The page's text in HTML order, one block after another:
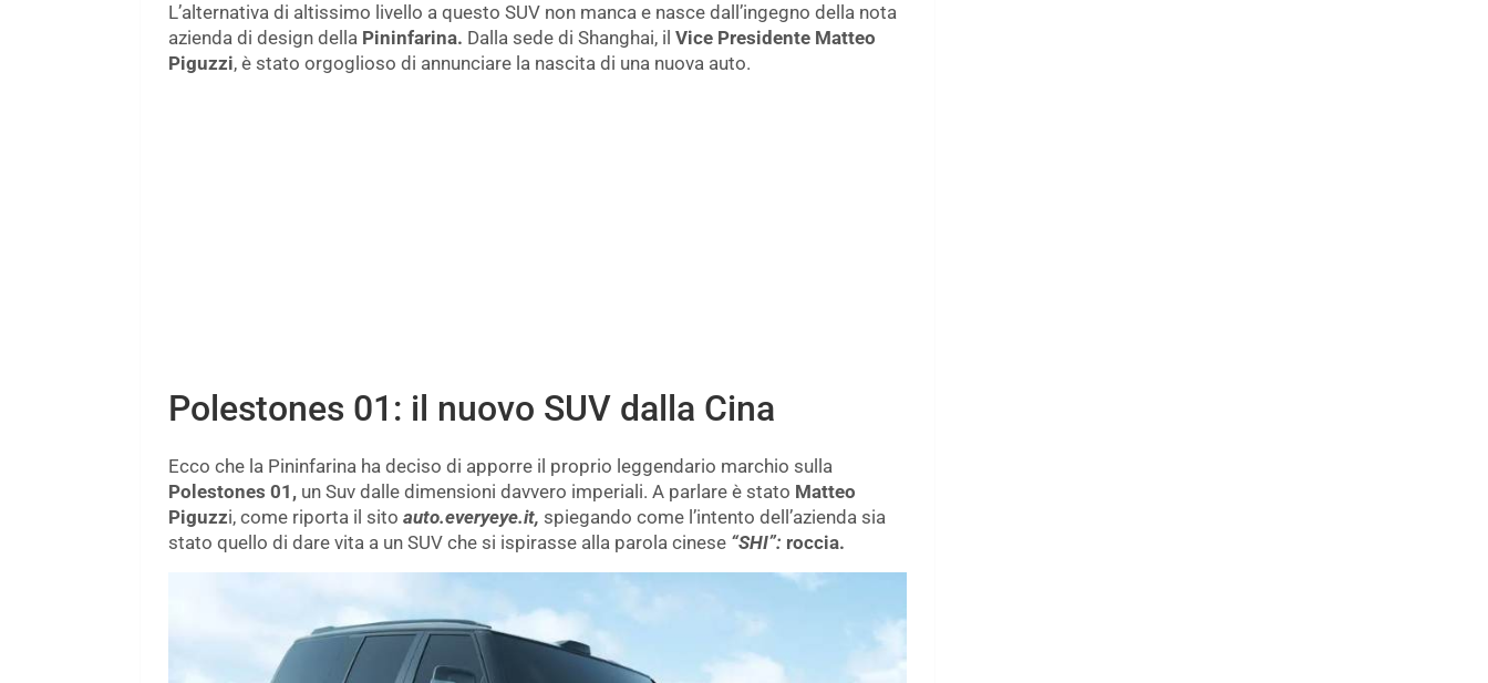
L’alternativa di altissimo livello a questo SUV non manca e nasce dall’ingegno della nota
azienda di design della Pininfarina. Dalla sede di Shanghai, il Vice Presidente Matteo
Piguzzi, è stato orgoglioso di annunciare la nascita di una nuova auto.
Polestones 01: il nuovo SUV dalla Cina
Ecco che la Pininfarina ha deciso di apporre il proprio leggendario marchio sulla
Polestones 01, un Suv dalle dimensioni davvero imperiali. A parlare è stato Matteo
Piguzzi, come riporta il sito auto.everyeye.it, spiegando come l’intento dell’azienda sia
stato quello di dare vita a un SUV che si ispirasse alla parola cinese “SHI”: roccia.